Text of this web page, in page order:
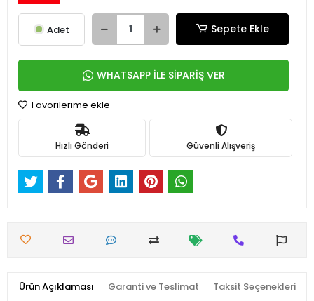
Adet Sepete Ekle
WHATSAPP İLE SİPARİŞ VER
Favorilerime ekle
Hızlı Gönderi Güvenli Alışveriş
Ürün Açıklaması Garanti ve Teslimat Taksit Seçenekleri